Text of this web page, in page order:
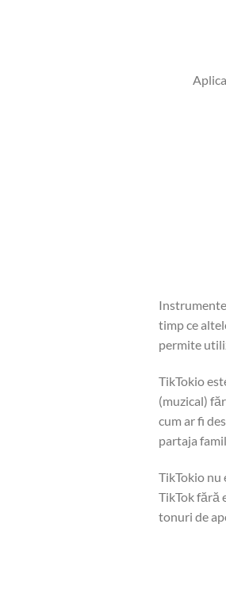
timp ce
permite
TikTokio
(muzical)
cum ar fi
partaja
TikTokio nu
TikTok fără
tonuri de